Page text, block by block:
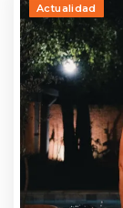
Actualidad